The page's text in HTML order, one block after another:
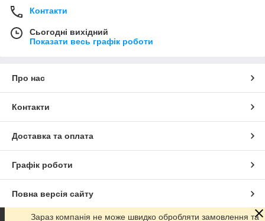
Контакти
Сьогодні вихідний
Показати весь графік роботи
Про нас
Контакти
Доставка та оплата
Графік роботи
Повна версія сайту
Зараз компанія не може швидко обробляти замовлення та